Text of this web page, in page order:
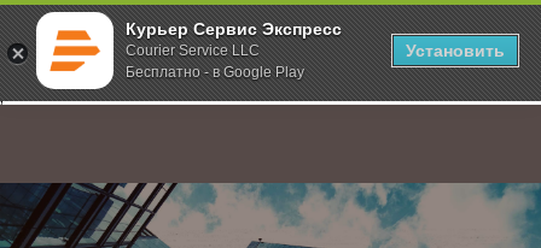
Курьер Сервис Экспресс
Courier Service LLC
Бесплатно - в Google Play
Установить
;
Главная О компании Новости Доставка с оплатой получателем